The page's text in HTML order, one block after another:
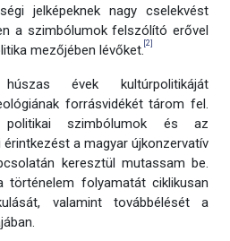
jelképeknek nagy cselekvést
a szimbólumok felszólító erővel
mezőjében lévőket. [2]
évek kultúrpolitikáját
forrásvidékét tárom fel.
szimbólumok és az
a magyar újkonzervatív
keresztül mutassam be.
történelem folyamatát ciklikusan
valamint továbbélését a